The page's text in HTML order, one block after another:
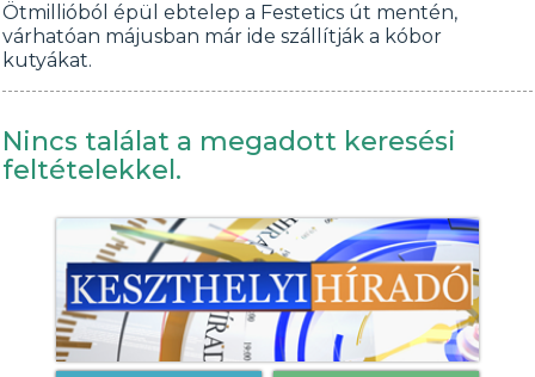
Ötmillióból épül ebtelep a Festetics út mentén,
várhatóan májusban már ide szállítják a kóbor
kutyákat.
Nincs találat a megadott keresési
feltételekkel.